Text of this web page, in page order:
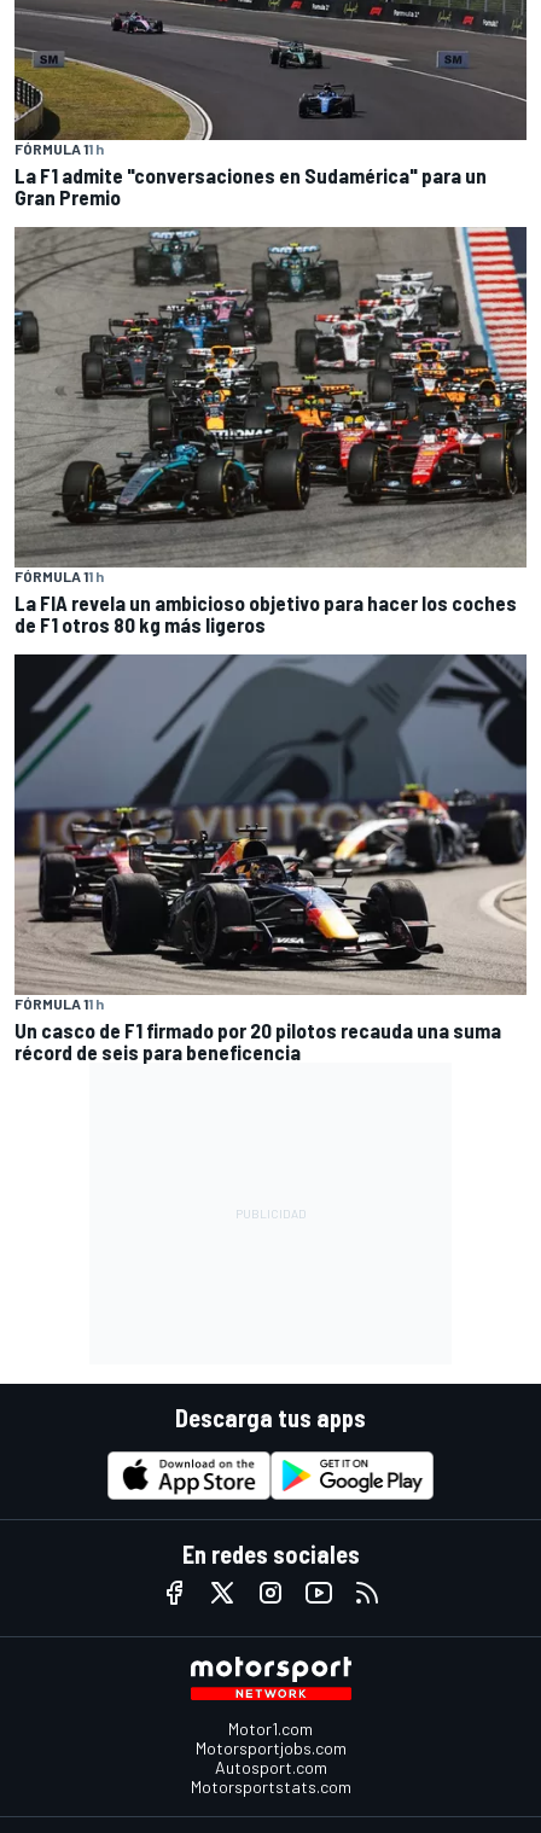
FÓRMULA 11 h
La F1 admite "conversaciones en Sudamérica" para un
Gran Premio
FÓRMULA 11 h
La FIA revela un ambicioso objetivo para hacer los coches
de F1 otros 80 kg más ligeros
FÓRMULA 11 h
Un casco de F1 firmado por 20 pilotos recauda una suma
récord de seis para beneficencia
Descarga tus apps
En redes sociales
Motor1.com
Motorsportjobs.com
Autosport.com
Motorsportstats.com